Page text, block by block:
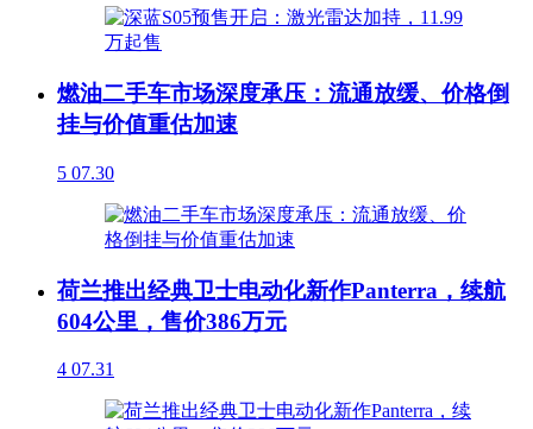
燃油二手车市场深度承压：流通放缓、价格倒
挂与价值重估加速
5 07.30
荷兰推出经典卫士电动化新作Panterra，续航
604公里，售价386万元
4 07.31